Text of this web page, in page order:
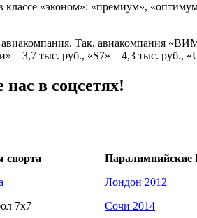
классе «эконом»: «премиум»,
Так, авиакомпания
– 3,7 тыс. руб., «S7» – 4,3 тыс. руб.,
в соцсетях!
спорта
7х7
Паралимпийские
Лондон 2012
Сочи 2014